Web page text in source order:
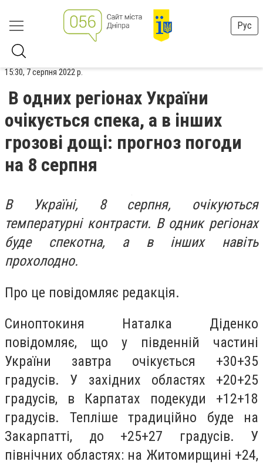
Рус
15:30, 7 серпня 2022 р.
В одних регіонах України
очікується спека, а в інших
грозові дощі: прогноз погоди
на 8 серпня
В Україні, 8 серпня, очікуються
температурні контрасти. В одник регіонах
буде спекотна, а в інших навіть
прохолодно.
Про це повідомляє редакція.
Синоптокиня Наталка Діденко
повідомляє, що у південній частині
України завтра очікується +30+35
градусів. У західних областях +20+25
градусів, в Карпатах подекуди +12+18
градусів. Тепліше традиційно буде на
Закарпатті, до +25+27 градусів. У
північних областях: на Житомирщині +24,